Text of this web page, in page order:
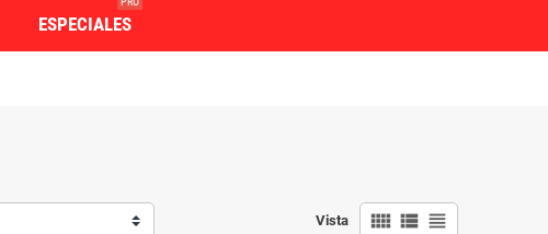
ESPECIALES
Vista view_comfy view_list view_headline